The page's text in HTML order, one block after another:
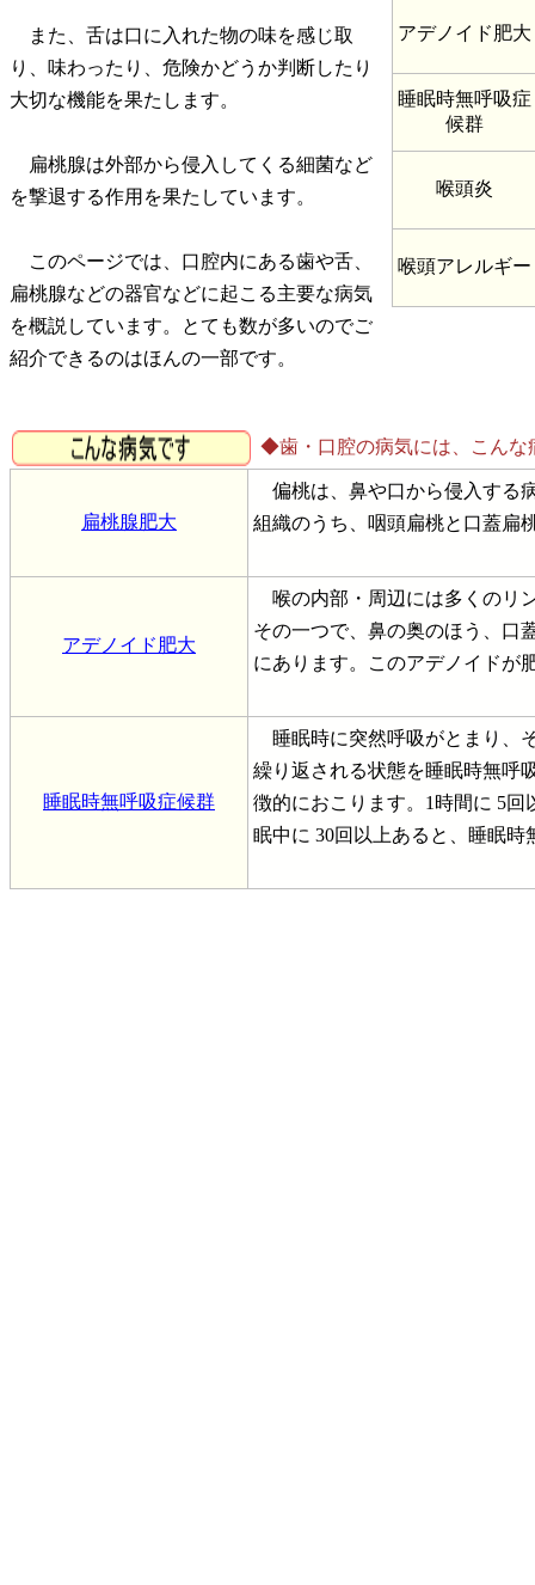
また、舌は口に入れた物の味を感じ取
り、味わったり、危険かどうか判断したり
大切な機能を果たします。
扁桃腺は外部から侵入してくる細菌など
を撃退する作用を果たしています。
このページでは、口腔内にある歯や舌、
扁桃腺などの器官などに起こる主要な病気
を概説しています。とても数が多いのでご
紹介できるのはほんの一部です。
アデノイド肥大
睡眠時無呼吸症
候群
喉頭炎
喉頭アレルギー
◆歯・口腔の病気には、こんな
扁桃腺肥大
偏桃は、鼻や口から侵入する
組織のうち、咽頭扁桃と口蓋扁
アデノイド肥大
喉の内部・周辺には多くのリ
その一つで、鼻の奥のほう、口
にあります。このアデノイドが
睡眠時無呼吸症候群
睡眠時に突然呼吸がとまり、
繰り返される状態を睡眠時無呼
徴的におこります。1時間に 5
眠中に 30回以上あると、睡眠